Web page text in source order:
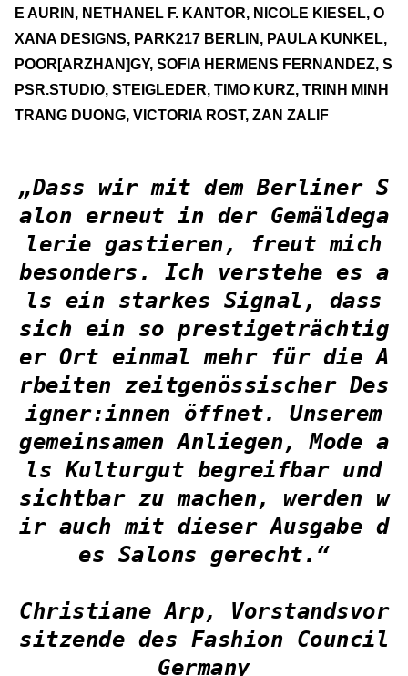
E AURIN, NETHANEL F. KANTOR, NICOLE KIESEL, O
XANA DESIGNS, PARK217 BERLIN, PAULA KUNKEL,
POOR[ARZHAN]GY, SOFIA HERMENS FERNANDEZ, S
PSR.STUDIO, STEIGLEDER, TIMO KURZ, TRINH MINH
TRANG DUONG, VICTORIA ROST, ZAN ZALIF
„Dass wir mit dem Berliner S
alon erneut in der Gemäldega
lerie gastieren, freut mich
besonders. Ich verstehe es a
ls ein starkes Signal, dass
sich ein so prestigeträchtig
er Ort einmal mehr für die A
rbeiten zeitgenössischer Des
igner:innen öffnet. Unserem
gemeinsamen Anliegen, Mode a
ls Kulturgut begreifbar und
sichtbar zu machen, werden w
ir auch mit dieser Ausgabe d
es Salons gerecht.“
Christiane Arp, Vorstandsvor
sitzende des Fashion Council
Germany